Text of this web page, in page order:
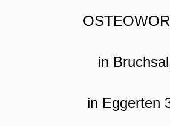
in
in Eggerten